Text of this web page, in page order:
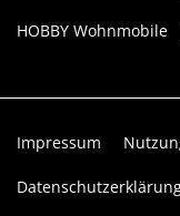
HOBBY Wohnmobile
Impressum